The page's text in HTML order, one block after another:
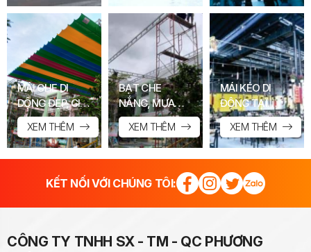
CÔNG.TỈNH
TIỀN GIANG
MÁI CHE DI
DỘNG ĐẸP, GIÁ
RẺ TP.HCM
XEM THÊM
BẠT CHE
NẮNG, MƯA
TP.HCM
XEM THÊM
MÁI KÉO DI
ĐỘNG TẠI
TPHCM
XEM THÊM
KẾT NỐI VỚI CHÚNG TÔI:
CÔNG TY TNHH SX - TM - QC PHƯƠNG